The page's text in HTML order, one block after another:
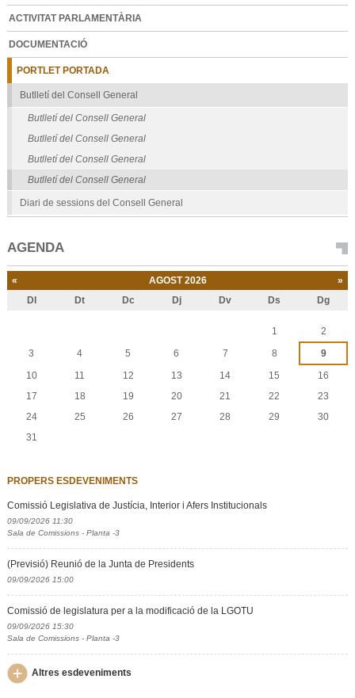
ACTIVITAT PARLAMENTÀRIA
DOCUMENTACIÓ
PORTLET PORTADA
Butlletí del Consell General
Butlletí del Consell General
Butlletí del Consell General
Butlletí del Consell General
Butlletí del Consell General
Diari de sessions del Consell General
AGENDA
« AGOST 2026 »
Dl Dt Dc Dj Dv Ds Dg
1
2
3
4 5 6 7 8
9
10
11 12 13 14 15
16
17
18 19 20 21 22
23
24
25 26 27 28 29
30
31
PROPERS ESDEVENIMENTS
Comissió Legislativa de Justícia, Interior i Afers Institucionals
09/09/2026 11:30
Sala de Comissions - Planta -3
(Previsió) Reunió de la Junta de Presidents
09/09/2026 15:00
Comissió de legislatura per a la modificació de la LGOTU
09/09/2026 15:30
Sala de Comissions - Planta -3
Altres esdeveniments